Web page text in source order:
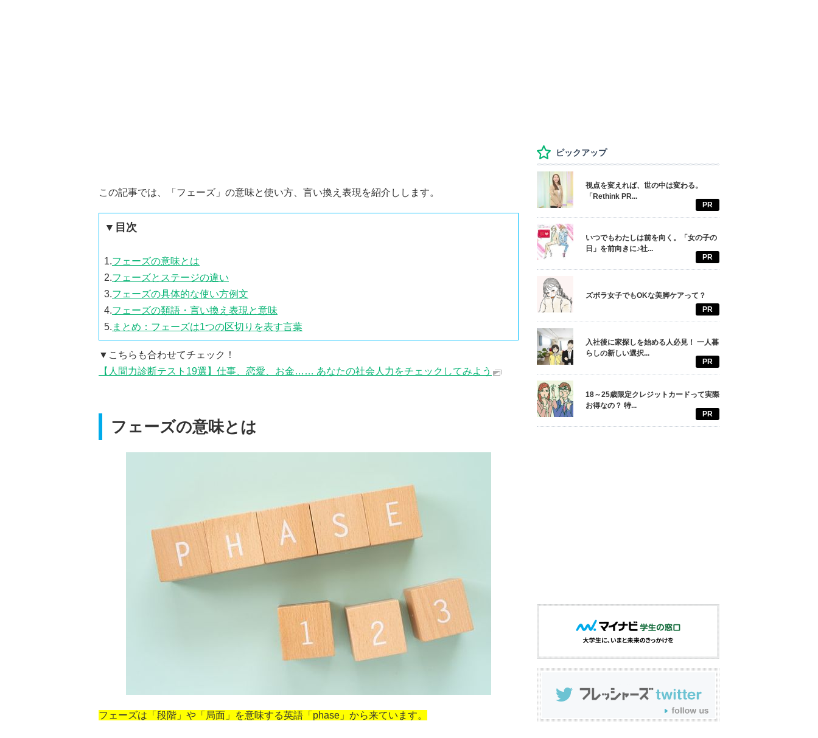
この記事では、「フェーズ」の意味と使い方、言い換え表現を紹介しします。
▼目次
1.フェーズの意味とは
2.フェーズとステージの違い
3.フェーズの具体的な使い方例文
4.フェーズの類語・言い換え表現と意味
5. まとめ：フェーズは1つの区切りを表す言葉
▼こちらも合わせてチェック！
【人間力診断テスト19選】仕事、恋愛、お金…… あなたの社会人力をチェックしてみよう
フェーズの意味とは
フェーズは「段階」や「局面」を意味する英語「phase」から来ています。
ピックアップ
視点を変えれば、世の中は変わる。
「Rethink PR...
PR
いつでもわたしは前を向く。「女の子の
日」を前向きに♪社...
PR
ズボラ女子でもOKな美脚ケアって？
PR
入社後に家探しを始める人必見！ 一人暮
らしの新しい選択...
PR
18～25歳限定クレジットカードって実際
お得なの？ 特...
PR